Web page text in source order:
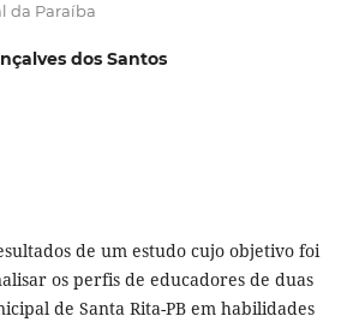
da Paraíba
dos Santos
de um estudo cujo objetivo foi
os perfis de educadores de duas
de Santa Rita-PB em habilidades